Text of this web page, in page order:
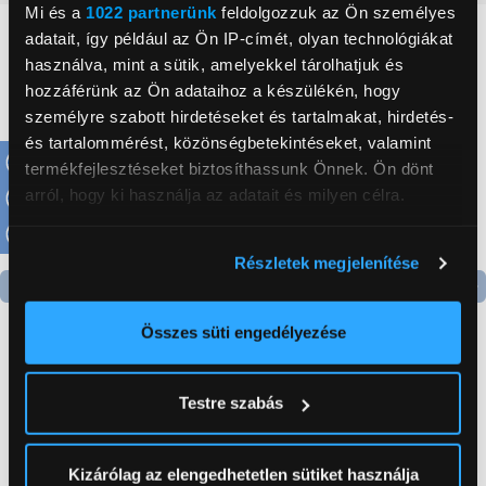
Mi és a 1022 partnerünk feldolgozzuk az Ön személyes
adatait, így például az Ön IP-címét, olyan technológiákat
használva, mint a sütik, amelyekkel tárolhatjuk és
hozzáférünk az Ön adataihoz a készülékén, hogy
személyre szabott hirdetéseket és tartalmakat, hirdetés-
és tartalommérést, közönségbetekintéseket, valamint
termékfejlesztéseket biztosíthassunk Önnek. Ön dönt
arról, hogy ki használja az adatait és milyen célra.
elhelyezkedéséről pár méteres pontossággal
Az Ön készülékén beazonosítása annak konkrét
módjairól és adja meg preferenciáit aRészletek
pontban. Bármikor módosíthatja vagy visszavonhatja a
Sütinyilatkozathoz való hozzájárulását.
Részletek megjelenítése
Összes süti engedélyezése
Testre szabás
Kizárólag az elengedhetetlen sütiket használja
Neked ajánljuk
299 999 Ft